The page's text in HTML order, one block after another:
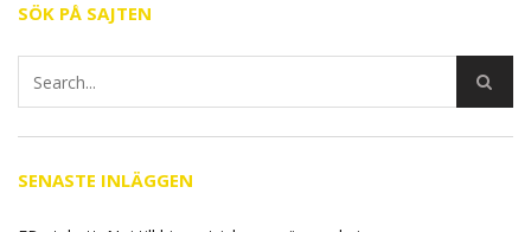
SÖK PÅ SAJTEN
SENASTE INLÄGGEN